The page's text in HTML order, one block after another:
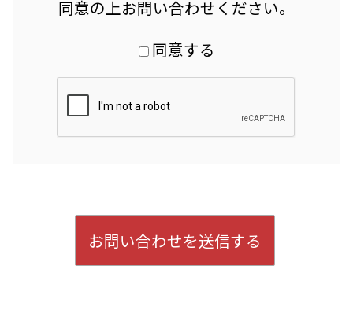
同意の上お問い合わせください。
同意する